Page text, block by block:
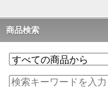
商品検索